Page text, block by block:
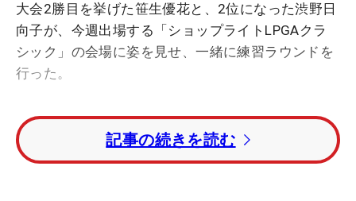
大会2勝目を挙げた笹生優花と、2位になった渋野日
向子が、今週出場する「ショップライトLPGAクラ
シック」の会場に姿を見せ、一緒に練習ラウンドを
行った。
もともと一緒に回る予定はなかったものの、練習場
で会い、タイミングもよかったため、同伴プレーが
実現。昼過ぎに10番からスタートし、まずはイン9
記事の続きを読む